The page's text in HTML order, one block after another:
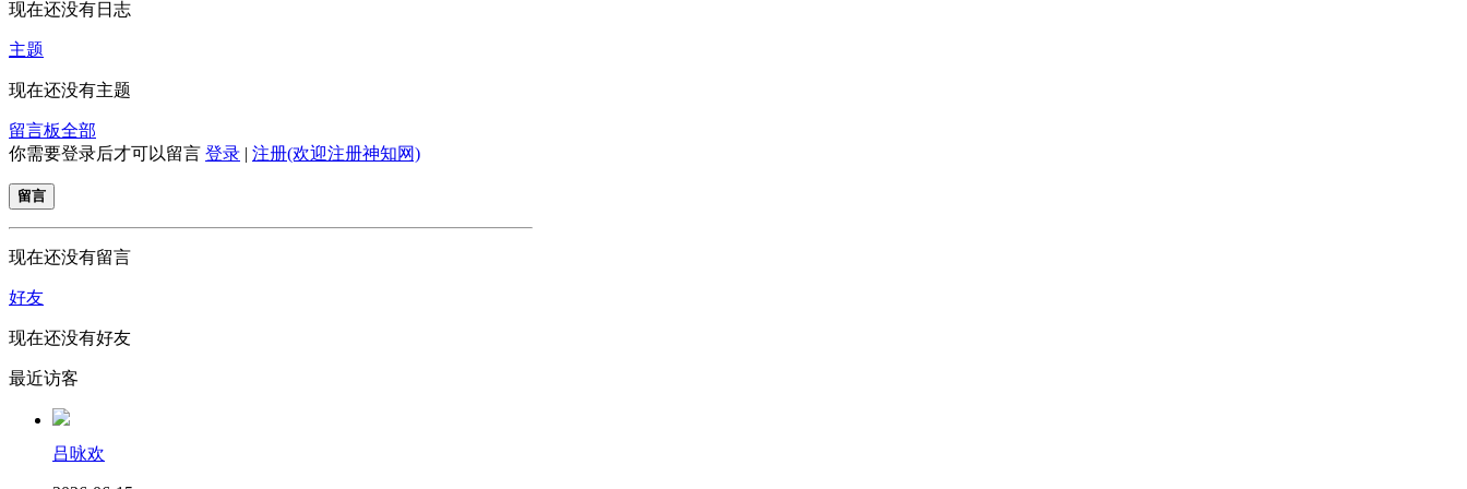
现在还没有日志
主题
现在还没有主题
留言板全部
你需要登录后才可以留言 登录 | 注册(欢迎注册神知网)
留言
现在还没有留言
好友
现在还没有好友
最近访客
吕咏欢